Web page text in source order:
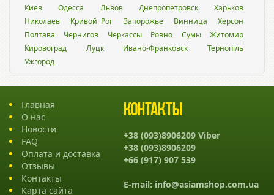
Киев Одесса Львов Днепропетровск
Харьков
Николаев
Кривой Рог Запорожье Винница
Херсон
Полтава
Чернигов Черкассы Ровно Сумы
Житомир
Кировоград
Луцк Ивано-Франковск
Тернопіль
Ужгород
Главная
О нас
Новости
FAQ
Оплата и доставка
Отзывы
Контакты
Карта сайта
Контакты
+38 (093)8906209 Viber
+38 (093)8906209
+66 (917) 907 539
E-mail: info@asiamshop.com.ua